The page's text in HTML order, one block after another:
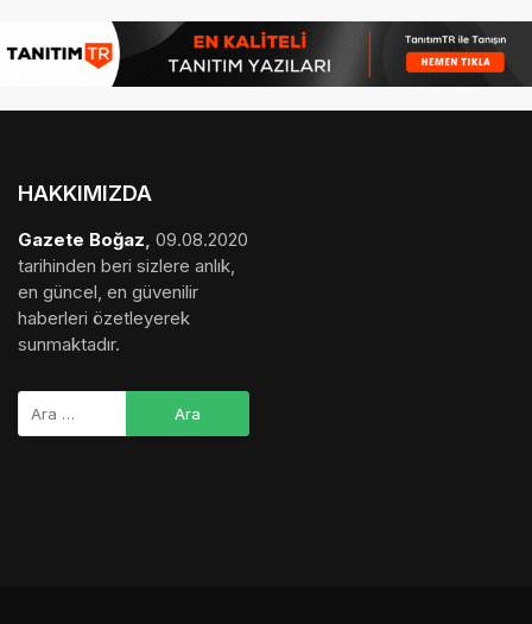
HAKKIMIZDA
Gazete Boğaz, 09.08.2020
tarihinden beri sizlere anlık,
en güncel, en güvenilir
haberleri özetleyerek
sunmaktadır.